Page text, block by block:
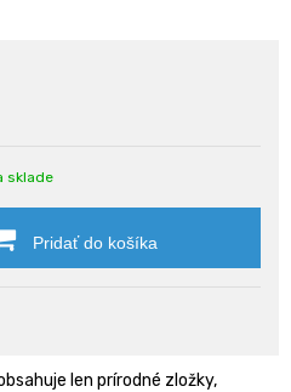
sklade
Pridať do košíka
len prírodné zložky,